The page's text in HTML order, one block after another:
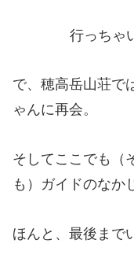
行っちゃ
で、穂高岳山荘で
ゃんに再会。
そしてここでも（
も）ガイドのなか
ほんと、最後まで